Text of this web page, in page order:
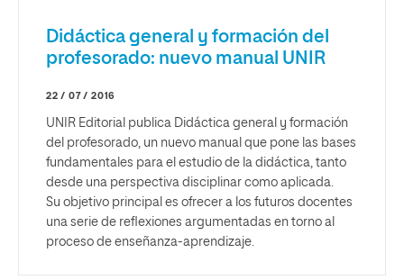
Didáctica general y formación del
profesorado: nuevo manual UNIR
22 / 07 / 2016
UNIR Editorial publica Didáctica general y formación
del profesorado, un nuevo manual que pone las bases
fundamentales para el estudio de la didáctica, tanto
desde una perspectiva disciplinar como aplicada.
Su objetivo principal es ofrecer a los futuros docentes
una serie de reflexiones argumentadas en torno al
proceso de enseñanza-aprendizaje.